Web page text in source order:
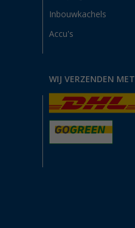
Inbouwkachels
Accu's
WIJ VERZENDEN MET